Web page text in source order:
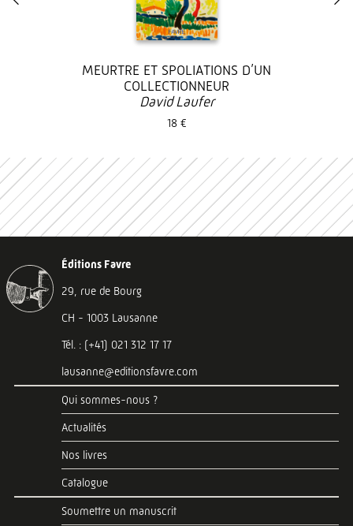
MEURTRE ET SPOLIATIONS D’UN
COLLECTIONNEUR
David Laufer
18 €
Éditions Favre
29, rue de Bourg
CH - 1003 Lausanne
Tél. : (+41) 021 312 17 17
lausanne@editionsfavre.com
Qui sommes-nous ?
Actualités
Nos livres
Catalogue
Soumettre un manuscrit